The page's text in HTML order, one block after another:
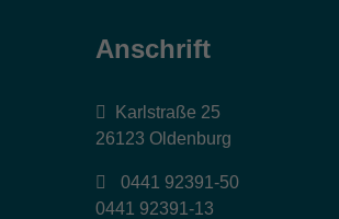
Anschrift
Karlstraße 25
26123 Oldenburg
0441 92391-50
0441 92391-13